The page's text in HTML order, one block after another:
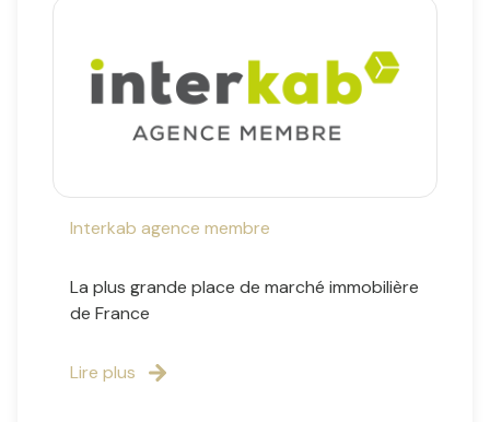
Interkab agence membre
La plus grande place de marché immobilière
de France
Lire plus